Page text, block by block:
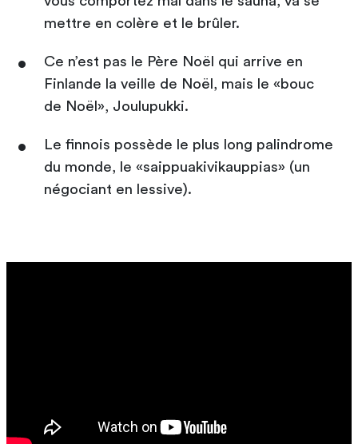
mettre en colère et le brûler.
Ce n’est pas le Père Noël qui arrive en
Finlande la veille de Noël, mais le «bouc
de Noël», Joulupukki.
Le finnois possède le plus long palindrome
du monde, le «saippuakivikauppias» (un
négociant en lessive).